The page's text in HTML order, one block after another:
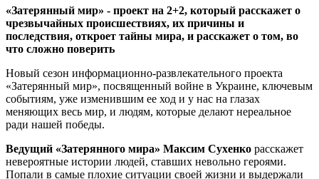
«Затерянный мир» - проект на 2+2, который расскажет о
чрезвычайных происшествиях, их причины и
последствия, откроет тайны мира, и расскажет о том, во
что сложно поверить
Новый сезон информационно-развлекательного проекта
«Затерянный мир», посвященный войне в Украине, ключевым
событиям, уже изменившим ее ход и у нас на глазах
меняющих весь мир, и людям, которые делают нереальное
ради нашей победы.
Ведущий «Затерянного мира» Максим Сухенко расскажет
невероятные истории людей, ставших невольно героями.
Попали в самые плохие ситуации своей жизни и выдержали